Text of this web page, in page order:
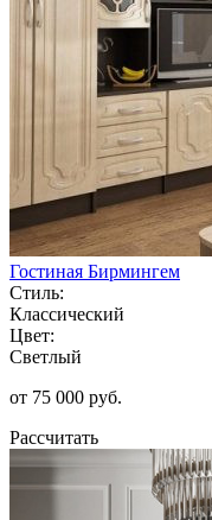
Гостиная Бирмингем
Стиль:
Классический
Цвет:
Светлый
от 75 000 руб.
Рассчитать